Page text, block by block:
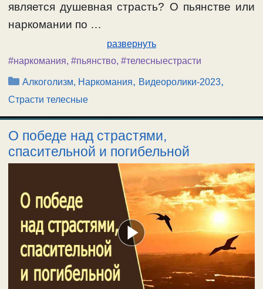
является душевная страсть? О пьянстве или
наркомании по …
развернуть
#наркомания, #пьянство, #телесныестрасти
Рубрики
Алкоголизм, Наркомания, Видеоролики-2023,
Страсти телесные
О победе над страстями,
спасительной и погибельной